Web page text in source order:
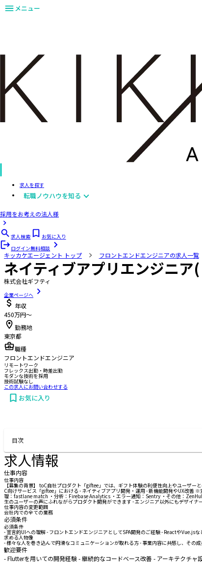
メニュー
求人を探す
転職ノウハウを知る
採用をお考えの法人様
求人検索
お気に入り
ログイン無料相談
キッカケエージェント トップ フロントエンドエンジニアの求人一覧
ネイティブアプリエンジニ
株式会社ギフティ
企業ページへ
年収
450万円〜
勤務地
東京都
職種
フロントエンドエンジニア
リモートワーク
フレックス出勤・時差出勤
モダンな技術を採用
技術試験なし
この求人にお問い合わせする
お気に入り
目次
求人情報
仕事内容
仕事内容
【募集の背景】 toC自社プロダクト「giftee」では、ギフト体験の利便性向上やユーザ
C向けサービス「giftee」における - ネイティブアプリ開発・運用 - 新機能開発やUX改
理：fastlane match ・分析：Firebase Analytics ・エラー通知：Sentry ・その他：
生のユーザーの声にふれながらプロダクト開発ができます - エンジニア以外にもデザイ
仕事内容の変更範囲
会社内での全ての業務
必須条件
必須条件
- 宣言的UIへの理解 - フロントエンドエンジニアとしてSPA開発のご経験 - ReactやVue.js
求める人物像
- 様々な人を巻き込んで円滑なコミュニケーションが取れる方 - 事業内容に共感し、その
歓迎要件
- Flutterを用いての開発経験 - 継続的なコードベース改善 - アーキテクチャ